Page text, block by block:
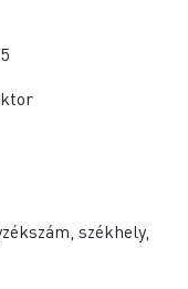
székhely,